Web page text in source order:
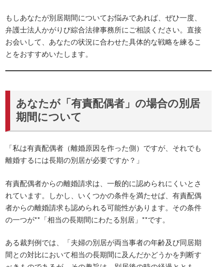
もしあなたが別居期間についてお悩みであれば、ぜひ一度、
弁護士法人かがりび綜合法律事務所にご相談ください。直接
お会いして、あなたの状況に合わせた具体的な戦略を練るこ
とをおすすめいたします。
あなたが「有責配偶者」の場合の別居
期間について
「私は有責配偶者（離婚原因を作った側）ですが、それでも
離婚するには長期の別居が必要ですか？」
有責配偶者からの離婚請求は、一般的に認められにくいとさ
れています。しかし、いくつかの条件を満たせば、有責配偶
者からの離婚請求も認められる可能性があります。その条件
の一つが**「相当の長期間にわたる別居」**です。
ある裁判例では、「夫婦の別居が両当事者の年齢及び同居期
間との対比において相当の長期間に及んだかどうかを判断す